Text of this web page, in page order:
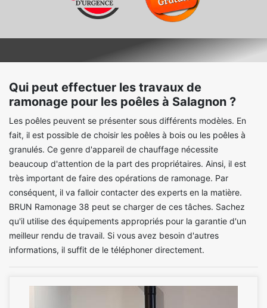
Qui peut effectuer les travaux de
ramonage pour les poêles à Salagnon ?
Les poêles peuvent se présenter sous différents modèles. En
fait, il est possible de choisir les poêles à bois ou les poêles à
granulés. Ce genre d'appareil de chauffage nécessite
beaucoup d'attention de la part des propriétaires. Ainsi, il est
très important de faire des opérations de ramonage. Par
conséquent, il va falloir contacter des experts en la matière.
BRUN Ramonage 38 peut se charger de ces tâches. Sachez
qu'il utilise des équipements appropriés pour la garantie d'un
meilleur rendu de travail. Si vous avez besoin d'autres
informations, il suffit de le téléphoner directement.